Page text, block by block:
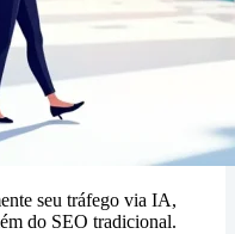
seu tráfego via IA,
do SEO tradicional.